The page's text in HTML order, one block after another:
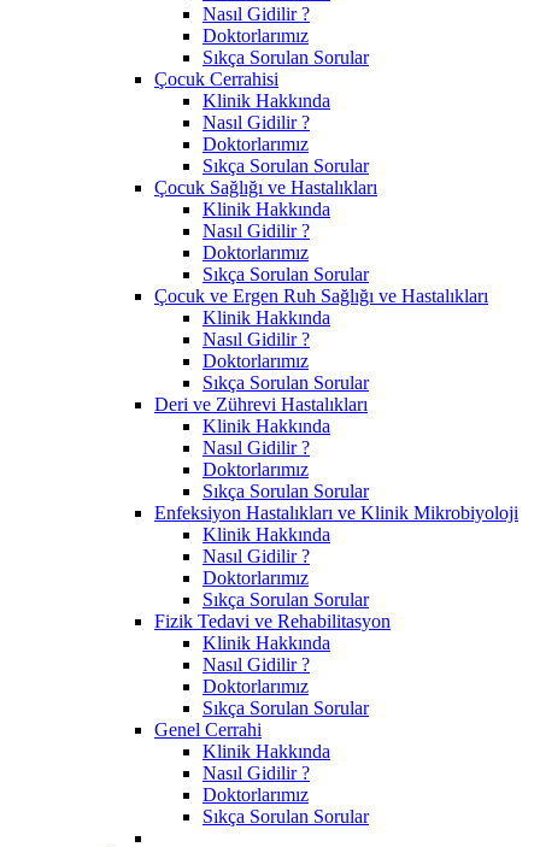
Nasıl Gidilir ?
Doktorlarımız
Sıkça Sorulan Sorular
Çocuk Cerrahisi
Klinik Hakkında
Nasıl Gidilir ?
Doktorlarımız
Sıkça Sorulan Sorular
Çocuk Sağlığı ve Hastalıkları
Klinik Hakkında
Nasıl Gidilir ?
Doktorlarımız
Sıkça Sorulan Sorular
Çocuk ve Ergen Ruh Sağlığı ve Hastalıkları
Klinik Hakkında
Nasıl Gidilir ?
Doktorlarımız
Sıkça Sorulan Sorular
Deri ve Zührevi Hastalıkları
Klinik Hakkında
Nasıl Gidilir ?
Doktorlarımız
Sıkça Sorulan Sorular
Enfeksiyon Hastalıkları ve Klinik Mikrobiyoloji
Klinik Hakkında
Nasıl Gidilir ?
Doktorlarımız
Sıkça Sorulan Sorular
Fizik Tedavi ve Rehabilitasyon
Klinik Hakkında
Nasıl Gidilir ?
Doktorlarımız
Sıkça Sorulan Sorular
Genel Cerrahi
Klinik Hakkında
Nasıl Gidilir ?
Doktorlarımız
Sıkça Sorulan Sorular